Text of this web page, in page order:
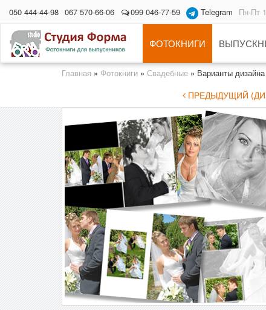
050 444-44-98 067 570-66-06 099 046-77-59 Telegram Пн-Пт
ФОТОКНИГИ
Главная » Фотокниги » Свадебные » Варианты
ПРЕДЫДУЩИЙ